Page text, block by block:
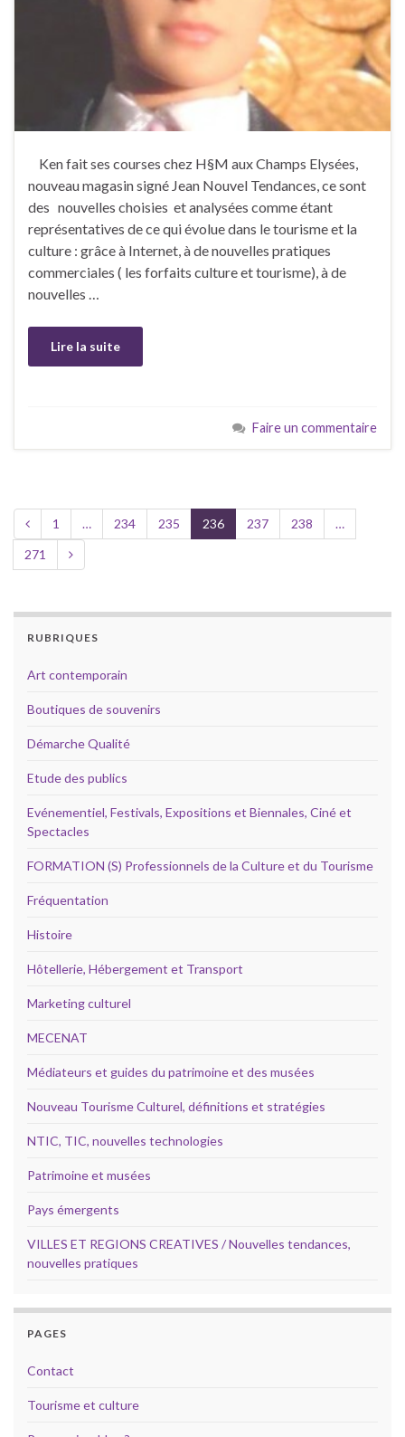
Ken fait ses courses chez H§M aux Champs Elysées,
nouveau magasin signé Jean Nouvel Tendances, ce sont
des nouvelles choisies et analysées comme étant
représentatives de ce qui évolue dans le tourisme et la
culture : grâce à Internet, à de nouvelles pratiques
commerciales ( les forfaits culture et tourisme), à de
nouvelles …
Lire la suite
Faire un commentaire
1 … 234 235 236 237 238
…
271
RUBRIQUES
Art contemporain
Boutiques de souvenirs
Démarche Qualité
Etude des publics
Evénementiel, Festivals, Expositions et Biennales, Ciné et
Spectacles
FORMATION (S) Professionnels de la Culture et du Tourisme
Fréquentation
Histoire
Hôtellerie, Hébergement et Transport
Marketing culturel
MECENAT
Médiateurs et guides du patrimoine et des musées
Nouveau Tourisme Culturel, définitions et stratégies
NTIC, TIC, nouvelles technologies
Patrimoine et musées
Pays émergents
VILLES ET REGIONS CREATIVES / Nouvelles tendances,
nouvelles pratiques
PAGES
Contact
Tourisme et culture